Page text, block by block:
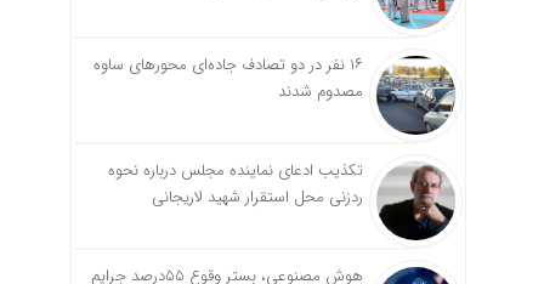
۱۶ نفر در دو تصادف جاده‌ای محورهای ساوه
مصدوم شدند
تکذیب ادعای نماینده مجلس درباره نحوه
ردزنی محل استقرار شهید لاریجانی
هوش مصنوعی، بستر وقوع 55درصد جرایم